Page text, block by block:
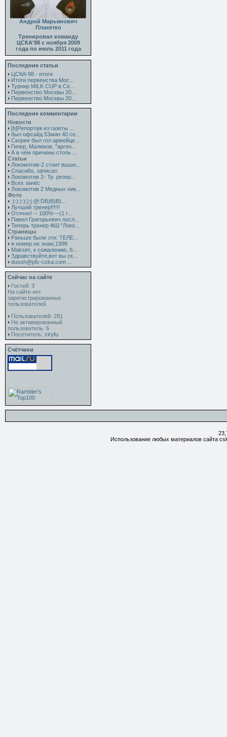
Андрей Марьянович
Плахетко
Тренировал команду
ЦСКА'98 с ноября 2009
года по июль 2011 года
Последние статьи
ЦСКА-98 - итоги
Итоги первенства Мос...
Турнир MILK CUP в Се...
Первенство Москвы 20...
Первенство Москвы 20...
Последние комментарии
Новости
[b]Репортаж из газеты ...
был офсайд 53мин 40 се...
Скорее был гол армейце...
Гинер, Малюков, "арген...
А в чём причины столь ...
Статьи
Локомотив-2 стоит выше...
Спасибо, записал
Локомотив 2- Тр. резер...
Всех занёс
Локомотив 2 Медных ник...
Фото
:):):):);):|:@:DB)B)B)...
Лучший тренер!!!!!!
Отлчно! -- 100%---(1 г...
Павел Григорьевич посл...
Теперь тренер ФШ "Локо...
Страницы
Раньше были эти: ТЕЛЕ...
я номер не знаю,1998
Maksim, к сожалению, б...
Здравствуйте,вот вы ск...
dussh@pfc-cska.com ...
Сейчас на сайте
Гостей: 3
На сайте нет
зарегистрированных
пользователей
Пользователей: 281
Не активированный
пользователь: 6
Посетитель: ziryfu
Счётчики
Использование любых материалов сайта